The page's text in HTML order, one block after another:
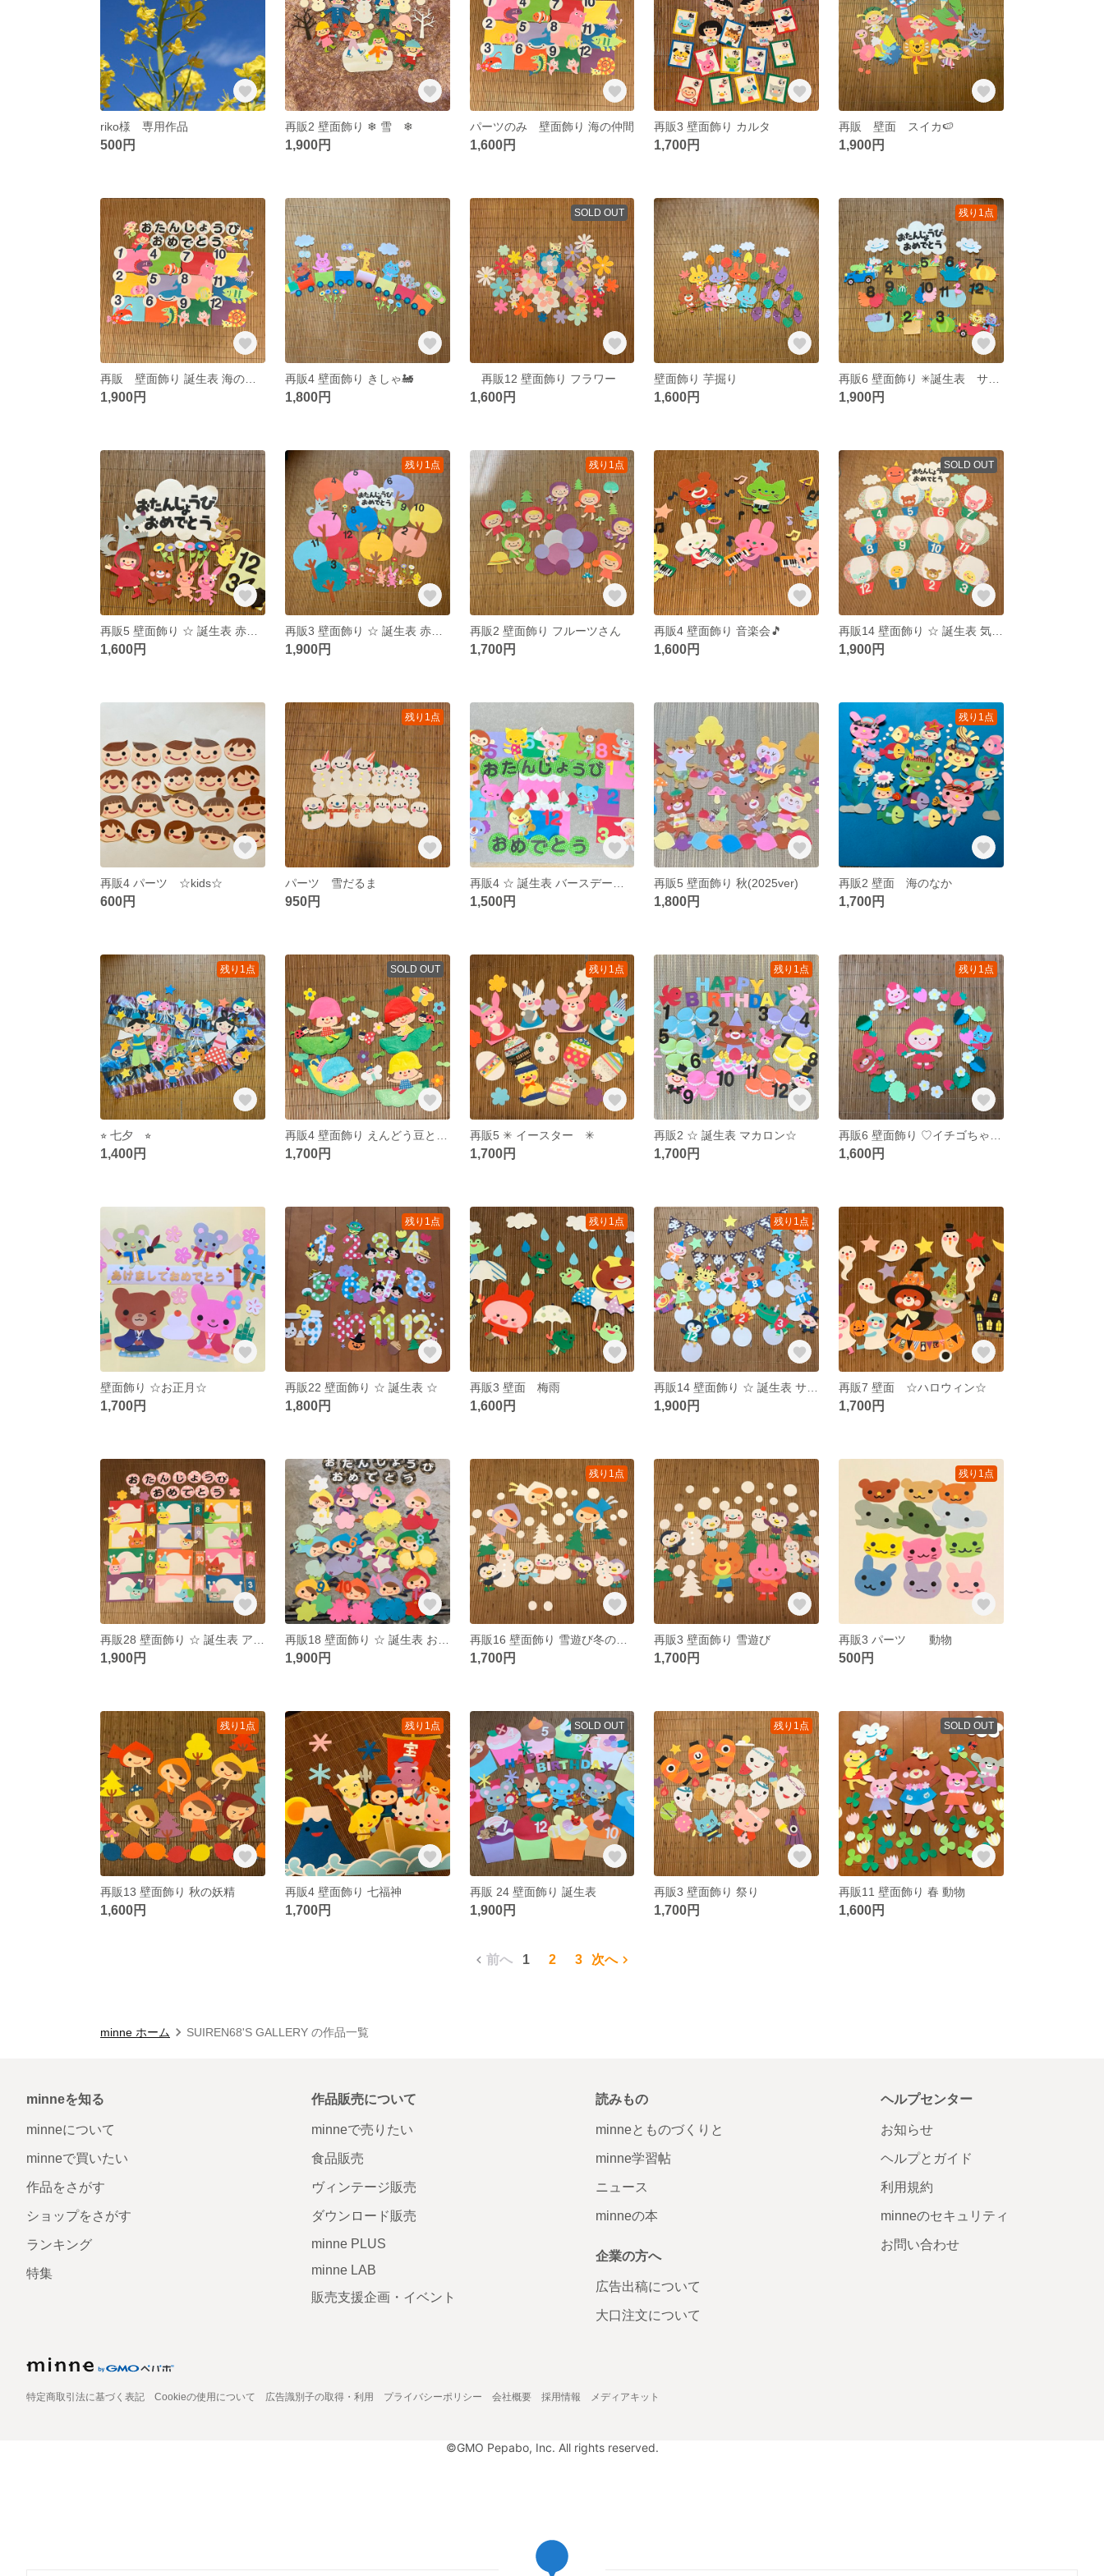
riko様 専用作品
500円
再販2 壁面飾り ❄︎ 雪 ❄︎
1,900円
パーツのみ 壁面飾り 海の仲間
1,600円
再販3 壁面飾り カルタ
1,700円
再販 壁面 スイカ🍉
1,900円
1,900円
再販4 壁面飾り きしゃ🚂
1,800円
SOLD OUT
再販12 壁面飾り フラワー
1,600円
壁面飾り 芋掘り
1,600円
残り1点
1,900円
1,600円
残り1点
再販3 壁面飾り ☆ 誕生表 赤ずきんちゃん ☆
1,900円
残り1点
再販2 壁面飾り フルーツさん
1,700円
再販4 壁面飾り 音楽会🎵
1,600円
SOLD OUT
1,900円
再販4 パーツ ☆kids☆
600円
残り1点
パーツ 雪だるま
950円 1,500円
再販5 壁面飾り 秋(2025ver)
1,800円
残り1点
再販2 壁面 海のなか
1,700円
残り1点
⭐︎ 七夕 ⭐︎
1,400円
SOLD OUT
1,700円
残り1点
再販5 ✳︎ イースター ✳︎
1,700円
残り1点
再販2 ☆ 誕生表 マカロン☆
1,700円
残り1点
1,600円
壁面飾り ☆お正月☆
1,700円
残り1点
再販22 壁面飾り ☆ 誕生表 ☆
1,800円
残り1点
再販3 壁面 梅雨
1,600円
残り1点
1,900円
再販7 壁面 ☆ハロウィン☆
1,700円
1,900円 1,900円
残り1点
再販16 壁面飾り 雪遊び冬の妖精
1,700円
再販3 壁面飾り 雪遊び
1,700円
残り1点
再販3 パーツ 動物
500円
残り1点
再販13 壁面飾り 秋の妖精
1,600円
残り1点
再販4 壁面飾り 七福神
1,700円
SOLD OUT
再販 24 壁面飾り 誕生表
1,900円
残り1点
再販3 壁面飾り 祭り
1,700円
SOLD OUT
再販11 壁面飾り 春 動物
1,600円
前へ 1 2 3 次へ
minne ホーム SUIREN68'S GALLERY の作品一覧
minneを知る
minneについて
minneで買いたい
作品をさがす
ショップをさがす
ランキング
特集
作品販売について
minneで売りたい
食品販売
ヴィンテージ販売
ダウンロード販売
minne PLUS
minne LAB
販売支援企画・イベント
読みもの
minneとものづくりと
minne学習帖
ニュース
minneの本
企業の方へ
広告出稿について
大口注文について
ヘルプセンター
お知らせ
ヘルプとガイド
利用規約
minneのセキュリティ
お問い合わせ
特定商取引法に基づく表記 Cookieの使用について 広告識別子の取得・利用 プライバシーポリシー 会社概要 採用情報 メディアキット
©GMO Pepabo, Inc. All rights reserved.